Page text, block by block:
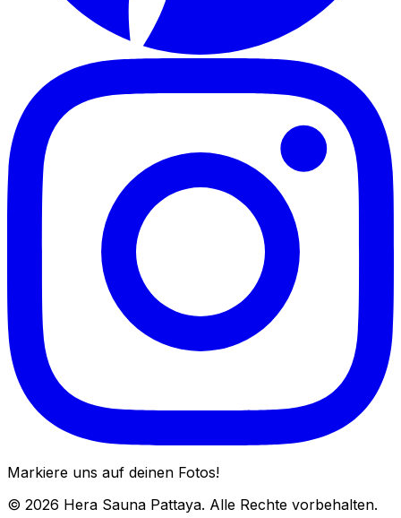
Markiere uns auf deinen Fotos!
© 2026 Hera Sauna Pattaya. Alle Rechte vorbehalten.